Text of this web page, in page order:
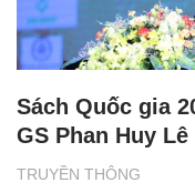
TRUYỀN THÔNG
Sách Quốc gia
GS Phan Huy